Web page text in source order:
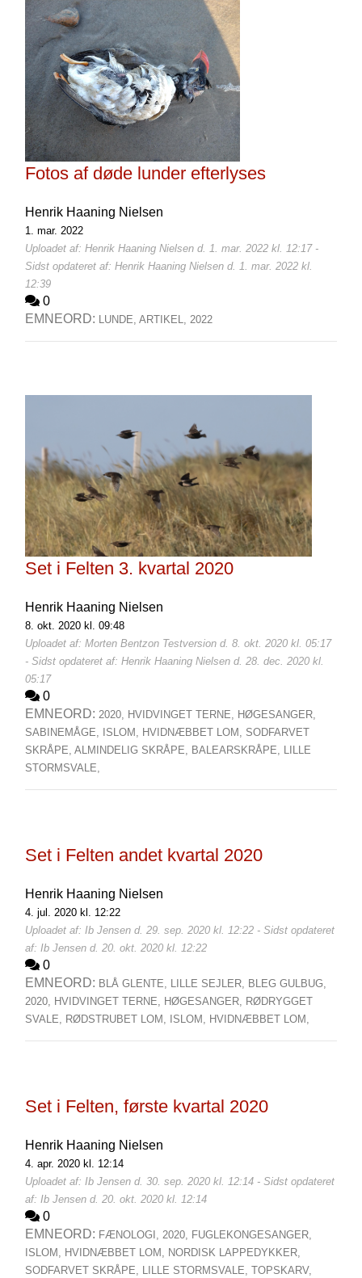
Fotos af døde lunder efterlyses
Henrik Haaning Nielsen
1. mar. 2022
Uploadet af: Henrik Haaning Nielsen d. 1. mar. 2022 kl. 12:17 -
Sidst opdateret af: Henrik Haaning Nielsen d. 1. mar. 2022 kl.
12:39
0
EMNEORD: LUNDE, ARTIKEL, 2022
Set i Felten 3. kvartal 2020
Henrik Haaning Nielsen
8. okt. 2020 kl. 09:48
Uploadet af: Morten Bentzon Testversion d. 8. okt. 2020 kl. 05:17
- Sidst opdateret af: Henrik Haaning Nielsen d. 28. dec. 2020 kl.
05:17
0
EMNEORD: 2020, HVIDVINGET TERNE, HØGESANGER,
SABINEMÅGE,
ISLOM, HVIDNÆBBET LOM, SODFARVET
SKRÅPE, ALMINDELIG SKRÅPE, BALEARSKRÅPE, LILLE
STORMSVALE,
Set i Felten andet kvartal 2020
Henrik Haaning Nielsen
4. jul. 2020 kl. 12:22
Uploadet af: Ib Jensen d. 29. sep. 2020 kl. 12:22 - Sidst opdateret
af: Ib Jensen d. 20. okt. 2020 kl. 12:22
0
EMNEORD: BLÅ GLENTE, LILLE SEJLER, BLEG GULBUG,
2020, HVIDVINGET TERNE, HØGESANGER, RØDRYGGET
SVALE, RØDSTRUBET LOM, ISLOM, HVIDNÆBBET LOM,
Set i Felten, første kvartal 2020
Henrik Haaning Nielsen
4. apr. 2020 kl. 12:14
Uploadet af: Ib Jensen d. 30. sep. 2020 kl. 12:14 - Sidst opdateret
af: Ib Jensen d. 20. okt. 2020 kl. 12:14
0
EMNEORD: FÆNOLOGI, 2020, FUGLEKONGESANGER,
ISLOM, HVIDNÆBBET LOM, NORDISK LAPPEDYKKER,
SODFARVET SKRÅPE, LILLE STORMSVALE, TOPSKARV,